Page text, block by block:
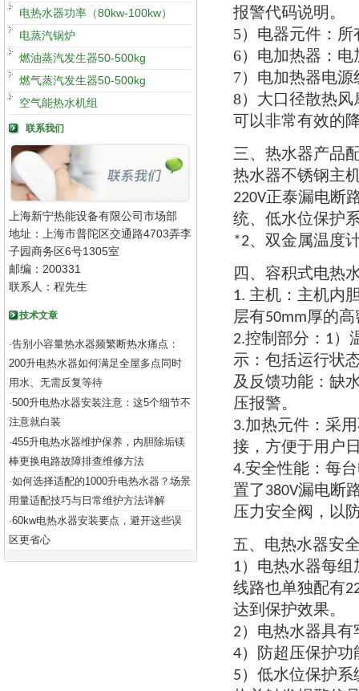
电热水器功率（80kw-100kw）
电蒸汽锅炉
燃油蒸汽发生器50-500kg
燃气蒸汽发生器50-500kg
空气能热水机组
联系我们
上海新宁热能设备有限公司市场部
地址：上海市普陀区交通路4703弄李
子园商务区6号1305室
邮编：200331
联系人：程先生
技术文章
·告别小容量热水器频繁断热水痛点：
200升电热水器如何满足全屋多点同时
用水、无需反复等待
·500升电热水器安装注意：这5个细节不
注意就白装
·455升电热水器维护保养，内胆除垢镁
棒更换电路故障排查维修方法
·如何选择适配的1000升电热水器？场景
用量适配技巧与日常维护方法详解
·60kw电热水器安装要点，避开这些误
区更省心
报警代码说明 。
5） 电器元件 ： 所
6） 电加热器 ： 电
7） 电加热器电源
8） 大口径散热风
可以非常有效的
三 、 热水器产品
热水器不锈钢主
220V正泰漏电断
统、 低水位保护
*2、 双金属温度
四 、 容积式电热
1. 主机 ： 主机内
层有50mm厚的
2.控制部分 ： 1）
示 ： 包括运行状
及反馈功能 ： 缺
压报警。
3.加热元件 ： 采
接 ， 方便于用户
4.安全性能 ： 每
置了 380V漏电断
压力安全阀 ， 以
五、 电热水器安
1） 电热水器每组
线路也单独配有
达到保护效果。
2） 电热水器具
4） 防超压保护功
5） 低水位保护系